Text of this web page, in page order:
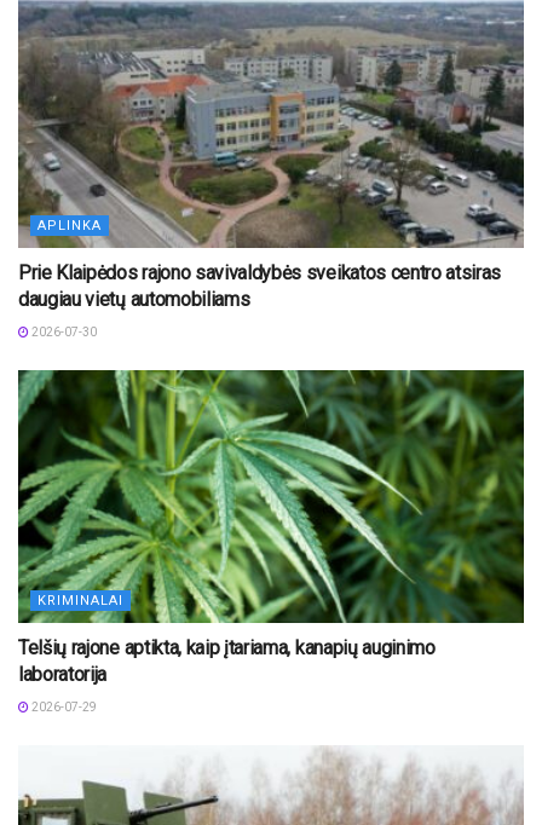
APLINKA
Prie Klaipėdos rajono savivaldybės sveikatos centro atsiras
daugiau vietų automobiliams
2026-07-30
KRIMINALAI
Telšių rajone aptikta, kaip įtariama, kanapių auginimo
laboratorija
2026-07-29